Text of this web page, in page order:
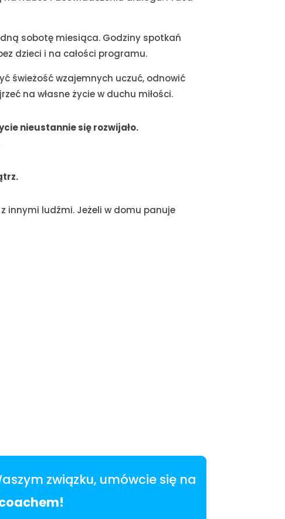
sobotę miesiąca. Godziny spotkań
dzieci i na całości programu.
świeżość wzajemnych uczuć, odnowić
na własne życie w duchu miłości.
nieustannie się rozwijało.
innymi ludźmi. Jeżeli w domu panuje
związku, umówcie się na